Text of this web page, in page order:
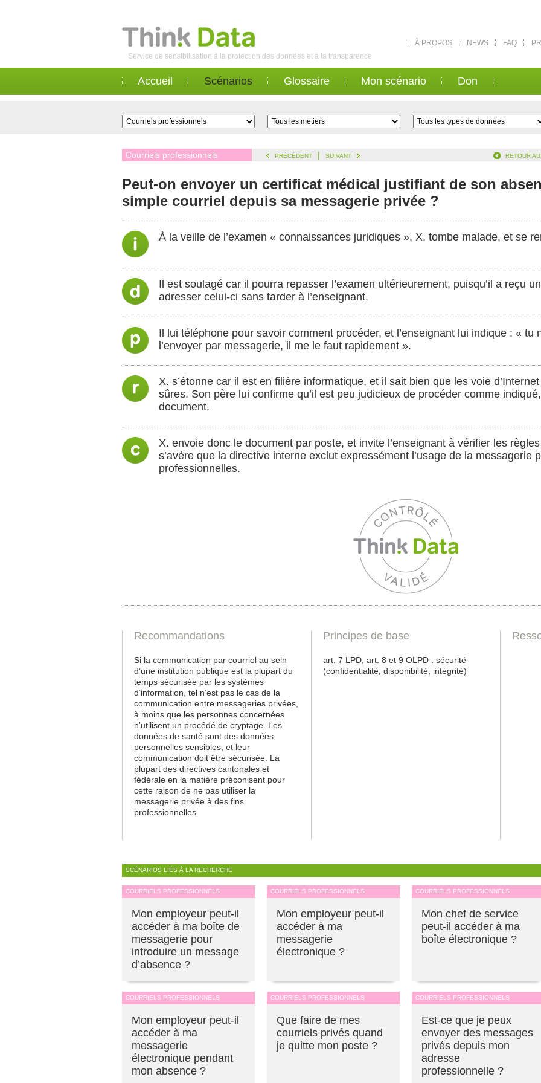
Service de sensibilisation à la protection des données et à la transparence
À PROPOS NEWS FAQ
Accueil Scénarios Glossaire Mon scénario Don
Courriels professionnels PRÉCÉDENT | SUIVANT RETOUR
Peut-on envoyer un certificat médical justifiant de son
simple courriel depuis sa messagerie privée ?
À la veille de l’examen « connaissances juridiques », X. tombe malade, et se
Il est soulagé car il pourra repasser l’examen ultérieurement, puisqu’il a reçu
adresser celui-ci sans tarder à l’enseignant.
Il lui téléphone pour savoir comment procéder, et l’enseignant lui indique : « tu
l’envoyer par messagerie, il me le faut rapidement ».
X. s’étonne car il est en filière informatique, et il sait bien que les voie
sûres. Son père lui confirme qu’il est peu judicieux de procéder comme
document.
X. envoie donc le document par poste, et invite l’enseignant à vérifier les
s’avère que la directive interne exclut expressément l’usage de la messagerie
professionnelles.
Recommandations
Si la communication par courriel au sein
d’une institution publique est la plupart du
temps sécurisée par les systèmes
d’information, tel n’est pas le cas de la
communication entre messageries privées,
à moins que les personnes concernées
n’utilisent un procédé de cryptage. Les
données de santé sont des données
personnelles sensibles, et leur
communication doit être sécurisée. La
plupart des directives cantonales et
fédérale en la matière préconisent pour
cette raison de ne pas utiliser la
messagerie privée à des fins
professionnelles.
Principes de base
art. 7 LPD, art. 8 et 9 OLPD : sécurité
(confidentialité, disponibilité, intégrité)
SCÉNARIOS LIÉS À LA RECHERCHE
COURRIELS PROFESSIONNELS
Mon employeur peut-il
accéder à ma boîte de
messagerie pour
introduire un message
d’absence ?
COURRIELS PROFESSIONNELS
Mon employeur peut-il
accéder à ma
messagerie
électronique ?
COURRIELS PROFESSIONNELS
Mon chef de service
peut-il accéder à ma
boîte électronique ?
COURRIELS PROFESSIONNELS
Mon employeur peut-il
accéder à ma
messagerie
électronique pendant
mon absence ?
COURRIELS PROFESSIONNELS
Que faire de mes
courriels privés quand
je quitte mon poste ?
COURRIELS PROFESSIONNELS
Est-ce que je peux
envoyer des messages
privés depuis mon
adresse
professionnelle ?